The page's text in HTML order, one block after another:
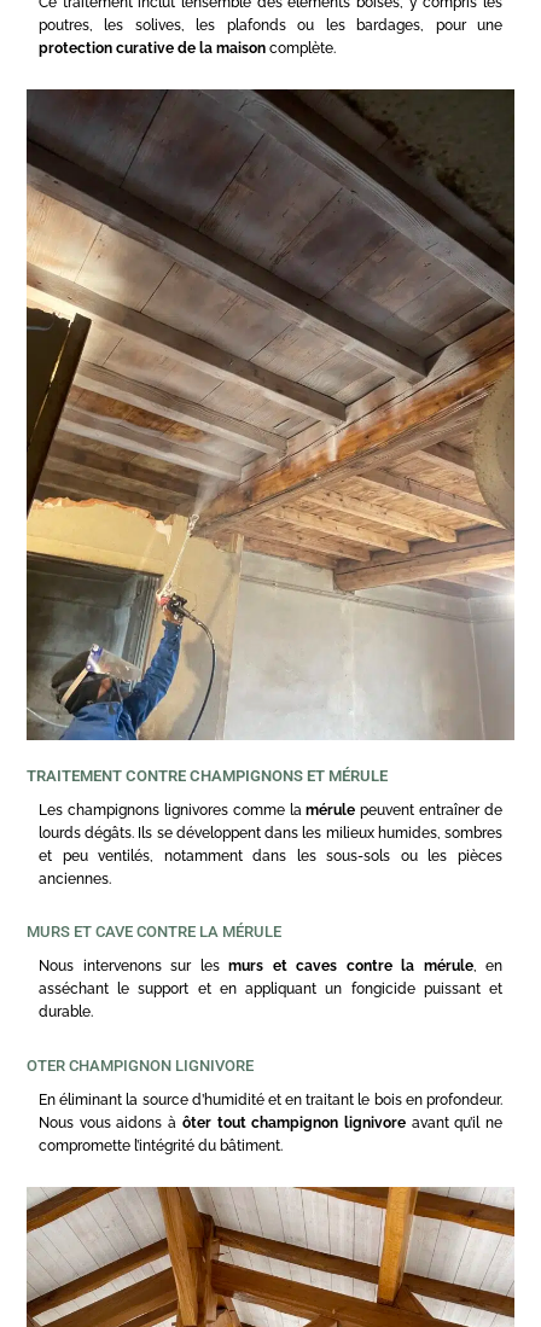
poutres, les solives, les plafonds ou les bardages, pour une
protection curative de la maison complète.
TRAITEMENT CONTRE CHAMPIGNONS ET MÉRULE
Les champignons lignivores comme lamérule peuvent entraîner de
lourds dégâts. Ils se développent dans les milieux humides, sombres
et peu ventilés, notamment dans les sous-sols ou les pièces
anciennes.
MURS ET CAVE CONTRE LA MÉRULE
Nous intervenons sur les murs et caves contre la mérule, en
asséchant le support et en appliquant un fongicide puissant et
durable.
OTER CHAMPIGNON LIGNIVORE
En éliminant la source d’humidité et en traitant le bois en profondeur.
Nous vous aidons à ôter tout champignon lignivoreavant qu’il ne
compromette l’intégrité du bâtiment.